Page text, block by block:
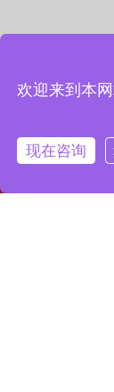
联系我们
欢迎来到本
现在咨询